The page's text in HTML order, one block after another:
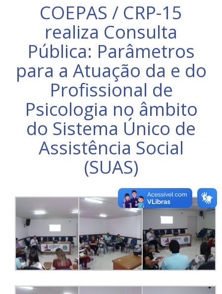
COEPAS / CRP-15
realiza Consulta
Pública: Parâmetros
para a Atuação da e do
Profissional de
Psicologia no âmbito
do Sistema Único de
Assistência Social
(SUAS)